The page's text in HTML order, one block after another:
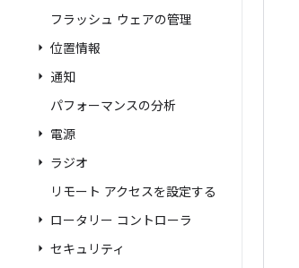
フラッシュ ウェアの管理
位置情報
通知
パフォーマンスの分析
電源
ラジオ
リモート アクセスを設定する
ロータリー コントローラ
セキュリティ